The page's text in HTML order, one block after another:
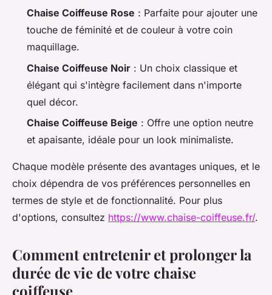
Chaise Coiffeuse Rose : Parfaite pour ajouter une
touche de féminité et de couleur à votre coin
maquillage.
Chaise Coiffeuse Noir : Un choix classique et
élégant qui s'intègre facilement dans n'importe
quel décor.
Chaise Coiffeuse Beige : Offre une option neutre
et apaisante, idéale pour un look minimaliste.
Chaque modèle présente des avantages uniques, et le
choix dépendra de vos préférences personnelles en
termes de style et de fonctionnalité. Pour plus
d'options, consultez https://www.chaise-coiffeuse.fr/.
Comment entretenir et prolonger la
durée de vie de votre chaise
coiffeuse